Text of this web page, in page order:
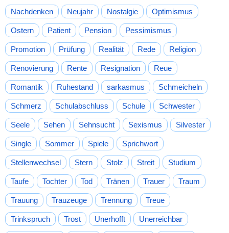
Nachdenken Neujahr Nostalgie Optimismus
Ostern Patient Pension Pessimismus
Promotion Prüfung Realität Rede Religion
Renovierung Rente Resignation Reue
Romantik Ruhestand sarkasmus Schmeicheln
Schmerz Schulabschluss Schule Schwester
Seele Sehen Sehnsucht Sexismus Silvester
Single Sommer Spiele Sprichwort
Stellenwechsel Stern Stolz Streit Studium
Taufe Tochter Tod Tränen Trauer Traum
Trauung Trauzeuge Trennung Treue
Trinkspruch Trost Unerhofft Unerreichbar